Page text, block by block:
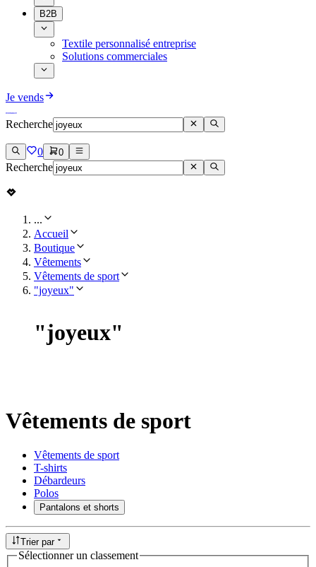
B2B
Textile personnalisé entreprise
Solutions commerciales
Je vends
Recherche
0 0
Recherche
...
Accueil
Boutique
Vêtements
Vêtements de sport
"joyeux"
"joyeux"
Vêtements de sport
Vêtements de sport
T-shirts
Débardeurs
Polos
Pantalons et shorts
Trier par
Sélectionner un classement